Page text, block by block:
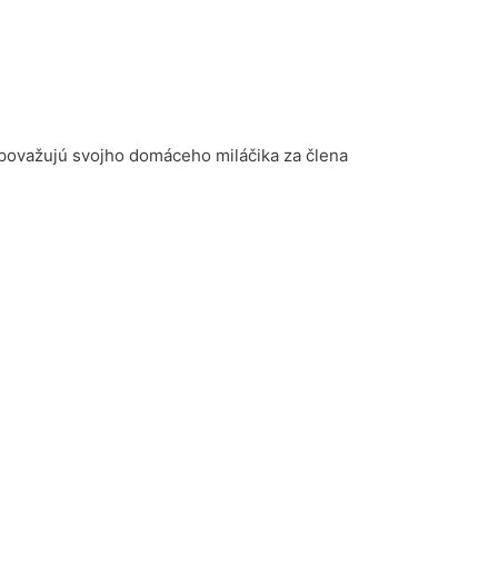
svojho domáceho miláčika za člena